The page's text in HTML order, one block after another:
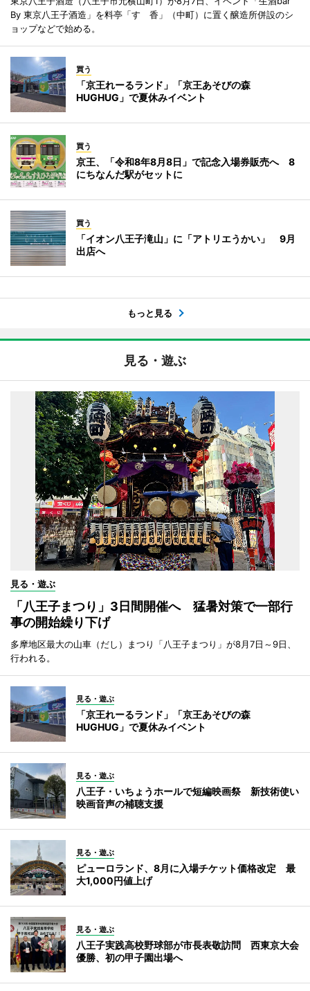
By 東京八王子酒造」を料亭「すゞ香」（中町）に置く醸造所併設のシ
ョップなどで始める。
買う
「京王れーるランド」「京王あそびの森
HUGHUG」で夏休みイベント
買う
京王、「令和8年8月8日」で記念入場券販売へ 8
にちなんだ駅がセットに
買う
「イオン八王子滝山」に「アトリエうかい」 9月
出店へ
もっと見る
見る・遊ぶ
見る・遊ぶ
「八王子まつり」3日間開催へ 猛暑対策で一部行
事の開始繰り下げ
多摩地区最大の山車（だし）まつり「八王子まつり」が8月7日～9日、
行われる。
見る・遊ぶ
「京王れーるランド」「京王あそびの森
HUGHUG」で夏休みイベント
見る・遊ぶ
八王子・いちょうホールで短編映画祭 新技術使い
映画音声の補聴支援
見る・遊ぶ
ピューロランド、8月に入場チケット価格改定 最
大1,000円値上げ
見る・遊ぶ
八王子実践高校野球部が市長表敬訪問 西東京大会
優勝、初の甲子園出場へ